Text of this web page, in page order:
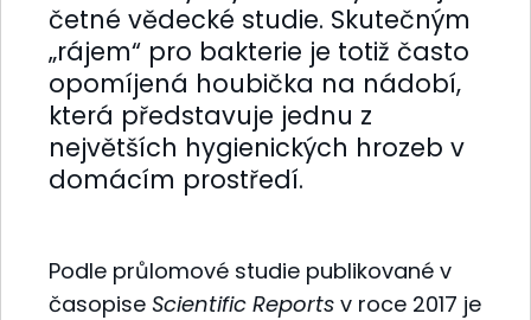
četné vědecké studie. Skutečným
„rájem“ pro bakterie je totiž často
opomíjená houbička na nádobí,
která představuje jednu z
největších hygienických hrozeb v
domácím prostředí.
Podle průlomové studie publikované v
časopise Scientific Reports v roce 2017 je